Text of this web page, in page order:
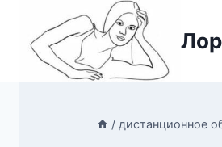
содержимому
/ дистанционное